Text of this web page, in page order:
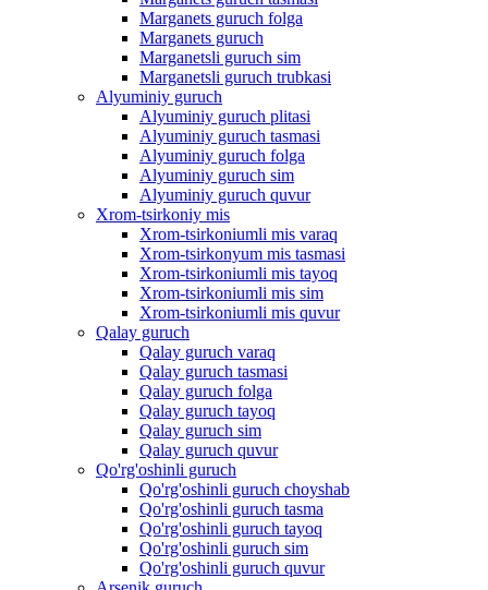
Marganets guruch folga
Marganets guruch
Marganetsli guruch sim
Marganetsli guruch trubkasi
Alyuminiy guruch
Alyuminiy guruch plitasi
Alyuminiy guruch tasmasi
Alyuminiy guruch folga
Alyuminiy guruch sim
Alyuminiy guruch quvur
Xrom-tsirkoniy mis
Xrom-tsirkoniumli mis varaq
Xrom-tsirkonyum mis tasmasi
Xrom-tsirkoniumli mis tayoq
Xrom-tsirkoniumli mis sim
Xrom-tsirkoniumli mis quvur
Qalay guruch
Qalay guruch varaq
Qalay guruch tasmasi
Qalay guruch folga
Qalay guruch tayoq
Qalay guruch sim
Qalay guruch quvur
Qo'rg'oshinli guruch
Qo'rg'oshinli guruch choyshab
Qo'rg'oshinli guruch tasma
Qo'rg'oshinli guruch tayoq
Qo'rg'oshinli guruch sim
Qo'rg'oshinli guruch quvur